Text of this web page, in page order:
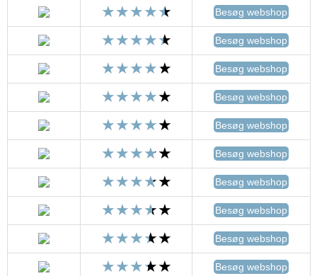
Besøg webshop
Besøg webshop
Besøg webshop
Besøg webshop
Besøg webshop
Besøg webshop
Besøg webshop
Besøg webshop
Besøg webshop
Besøg webshop